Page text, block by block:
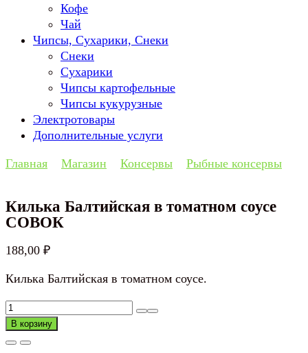
Кофе
Чай
Чипсы, Сухарики, Снеки
Снеки
Сухарики
Чипсы картофельные
Чипсы кукурузные
Электротовары
Дополнительные услуги
Главная Магазин Консервы Рыбные консервы
Килька Балтийская в томатном соусе
СОВОК
188,00 ₽
Килька Балтийская в томатном соусе.
Количество
товара
Килька
В корзину